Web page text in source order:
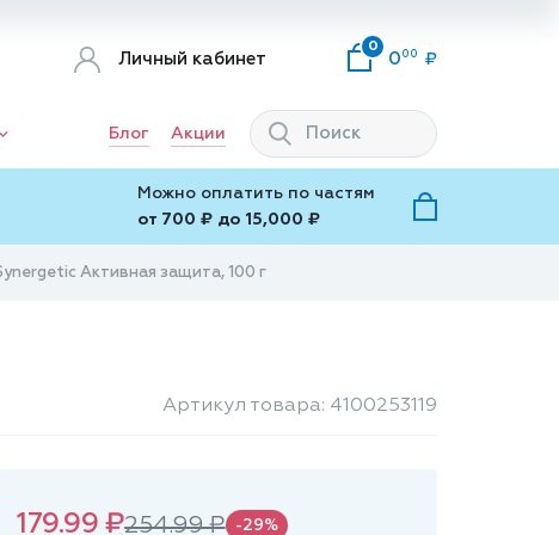
Личный кабинет
0
0 00
Блог Акции
Можно оплатить по частям
от 700 ₽ до 15,000 ₽
Активная защита, 100 г
Артикул товара: 4100253119
179.99 ₽254.99 ₽ -29%